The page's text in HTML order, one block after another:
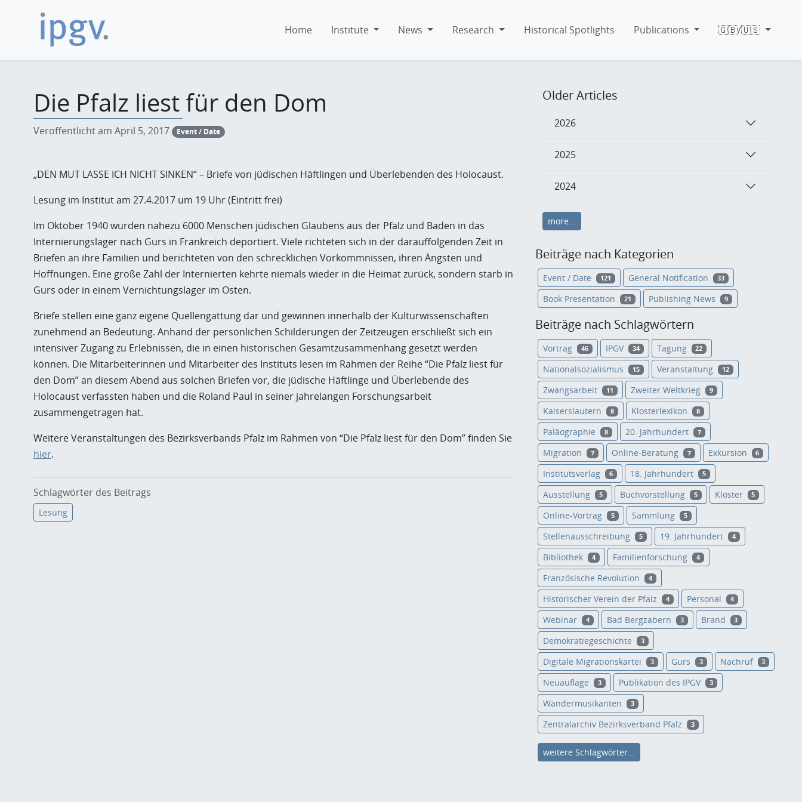
Home Institute News Research Historical Spotlights Publications 🇬🇧/🇺🇸
Die Pfalz liest für den Dom
Veröffentlicht am April 5, 2017 Event / Date
„DEN MUT LASSE ICH NICHT SINKEN“ – Briefe von jüdischen Häftlingen und Überlebenden des Holocaust.
Lesung im Institut am 27.4.2017 um 19 Uhr (Eintritt frei)
Im Oktober 1940 wurden nahezu 6000 Menschen jüdischen Glaubens aus der Pfalz und Baden in das
Internierungslager nach Gurs in Frankreich deportiert. Viele richteten sich in der darauffolgenden Zeit in
Briefen an ihre Familien und berichteten von den schrecklichen Vorkommnissen, ihren Ängsten und
Hoffnungen. Eine große Zahl der Internierten kehrte niemals wieder in die Heimat zurück, sondern starb in
Gurs oder in einem Vernichtungslager im Osten.
Briefe stellen eine ganz eigene Quellengattung dar und gewinnen innerhalb der Kulturwissenschaften
zunehmend an Bedeutung. Anhand der persönlichen Schilderungen der Zeitzeugen erschließt sich ein
intensiver Zugang zu Erlebnissen, die in einen historischen Gesamtzusammenhang gesetzt werden
können. Die Mitarbeiterinnen und Mitarbeiter des Instituts lesen im Rahmen der Reihe “Die Pfalz liest für
den Dom” an diesem Abend aus solchen Briefen vor, die jüdische Häftlinge und Überlebende des
Holocaust verfassten haben und die Roland Paul in seiner jahrelangen Forschungsarbeit
zusammengetragen hat.
Weitere Veranstaltungen des Bezirksverbands Pfalz im Rahmen von “Die Pfalz liest für den Dom” finden Sie
hier.
Schlagwörter des Beitrags
Lesung
Older Articles
2026
2025
2024
more...
Beiträge nach Kategorien
Event / Date 121 General Notification 33
Book Presentation 21 Publishing News 9
Beiträge nach Schlagwörtern
Vortrag 46 IPGV 34 Tagung 22
Nationalsozialismus 15 Veranstaltung 12
Zwangsarbeit 11 Zweiter Weltkrieg 9
Kaiserslautern 8 Klosterlexikon 8
Paläographie 8 20. Jahrhundert 7
Migration 7 Online-Beratung 7 Exkursion 6
Institutsverlag 6 18. Jahrhundert 5
Ausstellung 5 Buchvorstellung 5 Kloster 5
Online-Vortrag 5 Sammlung 5
Stellenausschreibung 5 19. Jahrhundert 4
Bibliothek 4 Familienforschung 4
Französische Revolution 4
Historischer Verein der Pfalz 4 Personal 4
Webinar 4 Bad Bergzabern 3 Brand 3
Demokratiegeschichte 3
Digitale Migrationskartei 3 Gurs 3 Nachruf 3
Neuauflage 3 Publikation des IPGV 3
Wandermusikanten 3
Zentralarchiv Bezirksverband Pfalz 3
weitere Schlagwörter...